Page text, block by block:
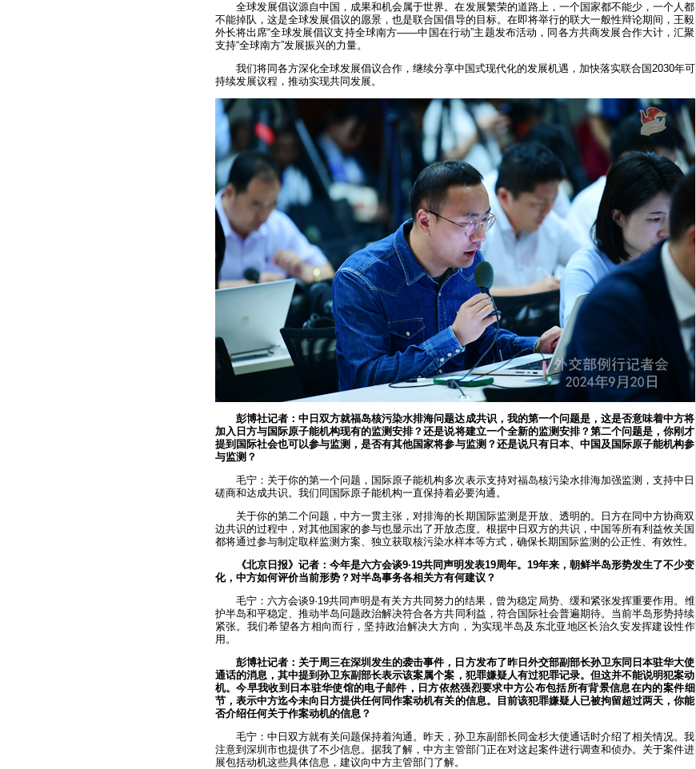
全球发展倡议源自中国，成果和机会属于世界。在发展繁荣的道路上，一个国家都不能少，一个人都
不能掉队，这是全球发展倡议的愿景，也是联合国倡导的目标。在即将举行的联大一般性辩论期间，王毅
外长将出席“全球发展倡议支持全球南方——中国在行动”主题发布活动，同各方共商发展合作大计，汇聚
支持“全球南方”发展振兴的力量。
我们将同各方深化全球发展倡议合作，继续分享中国式现代化的发展机遇，加快落实联合国2030年可
持续发展议程，推动实现共同发展。
彭博社记者：中日双方就福岛核污染水排海问题达成共识，我的第一个问题是，这是否意味着中方将
加入日方与国际原子能机构现有的监测安排？还是说将建立一个全新的监测安排？第二个问题是，你刚才
提到国际社会也可以参与监测，是否有其他国家将参与监测？还是说只有日本、中国及国际原子能机构参
与监测？
毛宁：关于你的第一个问题，国际原子能机构多次表示支持对福岛核污染水排海加强监测，支持中日
磋商和达成共识。我们同国际原子能机构一直保持着必要沟通。
关于你的第二个问题，中方一贯主张，对排海的长期国际监测是开放、透明的。日方在同中方协商双
边共识的过程中，对其他国家的参与也显示出了开放态度。根据中日双方的共识，中国等所有利益攸关国
都将通过参与制定取样监测方案、独立获取核污染水样本等方式，确保长期国际监测的公正性、有效性。
《北京日报》记者：今年是六方会谈9·19共同声明发表19周年。19年来，朝鲜半岛形势发生了不少变
化，中方如何评价当前形势？对半岛事务各相关方有何建议？
毛宁：六方会谈9·19共同声明是有关方共同努力的结果，曾为稳定局势、缓和紧张发挥重要作用。维
护半岛和平稳定、推动半岛问题政治解决符合各方共同利益，符合国际社会普遍期待。当前半岛形势持续
紧张。我们希望各方相向而行，坚持政治解决大方向，为实现半岛及东北亚地区长治久安发挥建设性作
用。
彭博社记者：关于周三在深圳发生的袭击事件，日方发布了昨日外交部副部长孙卫东同日本驻华大使
通话的消息，其中提到孙卫东副部长表示该案属个案，犯罪嫌疑人有过犯罪记录。但这并不能说明犯案动
机。今早我收到日本驻华使馆的电子邮件，日方依然强烈要求中方公布包括所有背景信息在内的案件细
节，表示中方迄今未向日方提供任何同作案动机有关的信息。目前该犯罪嫌疑人已被拘留超过两天，你能
否介绍任何关于作案动机的信息？
毛宁：中日双方就有关问题保持着沟通。昨天，孙卫东副部长同金杉大使通话时介绍了相关情况。我
注意到深圳市也提供了不少信息。据我了解，中方主管部门正在对这起案件进行调查和侦办。关于案件进
展包括动机这些具体信息，建议向中方主管部门了解。